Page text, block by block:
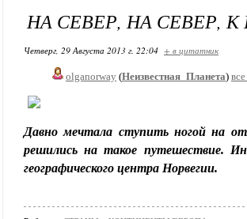
НА СЕВЕР, НА СЕВЕР,
Четверг, 29 Августа 2013 г. 22:04 + в цитатник
olganorway (Неизвестная_Планета)
Давно мечтала ступить ногой на
решились на такое путешествие.
географического центра Норвегии.